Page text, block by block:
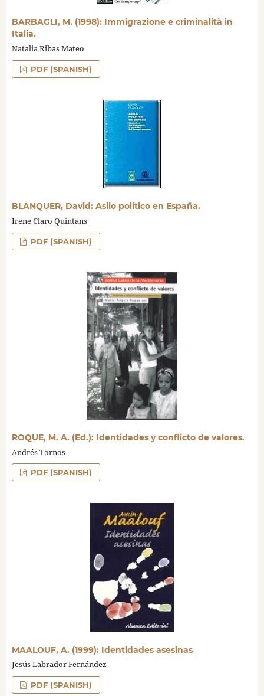
BARBAGLI, M. (1998): Immigrazione e criminalità in
Italia.
Natalia Ribas Mateo
PDF (SPANISH)
BLANQUER, David: Asilo político en España.
Irene Claro Quintáns
PDF (SPANISH)
ROQUE, M. A. (Ed.): Identidades y conflicto de valores.
Andrés Tornos
PDF (SPANISH)
MAALOUF, A. (1999): Identidades asesinas
Jesús Labrador Fernández
PDF (SPANISH)